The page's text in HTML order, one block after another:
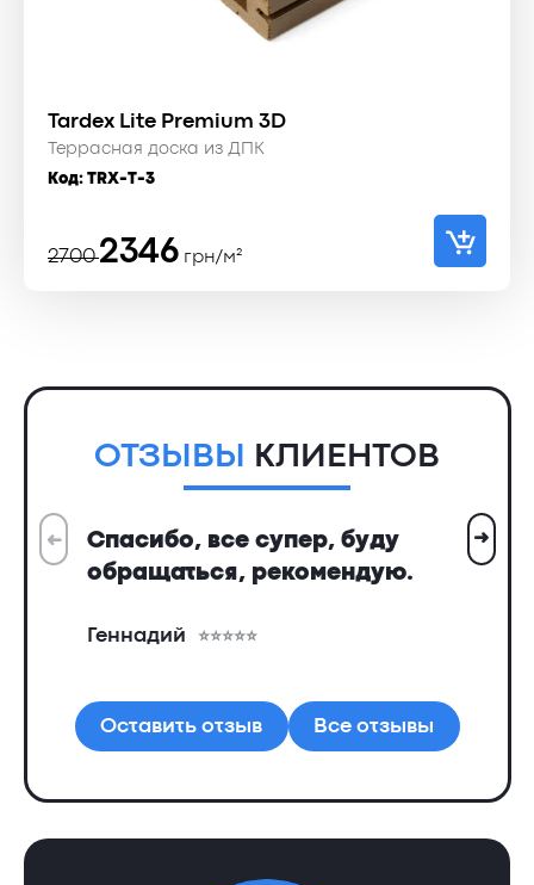
Tardex Lite Premium 3D
Террасная доска из ДПК
Код: TRX-T-3
2700
Первоначальная
2346
Текущаягрн/м²
ОТЗЫВЫ КЛИЕНТОВ
Спасибо, все супер, буду
обращаться, рекомендую.
Геннадий
➜ ➜
Оставить отзыв Все отзывы